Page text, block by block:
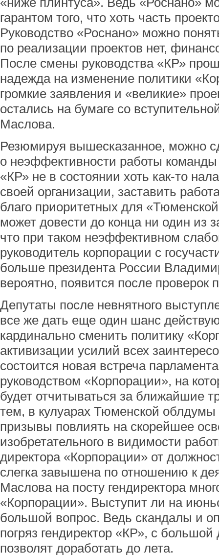
гарантом того, что хоть часть
Руководство «Роснано» можно
по реализации проектов нет,
После смены руководства «КР»
надежда на изменение политики
громкие заявления и «великие»
остались на бумаге со
Маслова.
Резюмируя вышесказанное, можно
о неэффективности работы
«КР» не в состоянии хоть как-то
своей организации, заставить
благо приоритетных для
может довести до конца ни один из
что при таком неэффективном
руководитель корпорации с
больше президента России
вероятно, появится после проверок
Депутаты после невнятного
все же дать еще один шанс
кардинально сменить политику
активизации усилий всех
состоится новая встреча
руководством «Корпорации», на
будет отчитываться за ближайшие
тем, в кулуарах Тюменской облдумы
призывы повлиять на скорейшее
изобретательного в видимости
директора «Корпорации» от
слегка завышена по отношению к
Маслова на посту гендиректора
«Корпорации». Выступит ли на
большой вопрос. Ведь скандалы и
погряз гендиректор «КР», с
позволят доработать до лета.